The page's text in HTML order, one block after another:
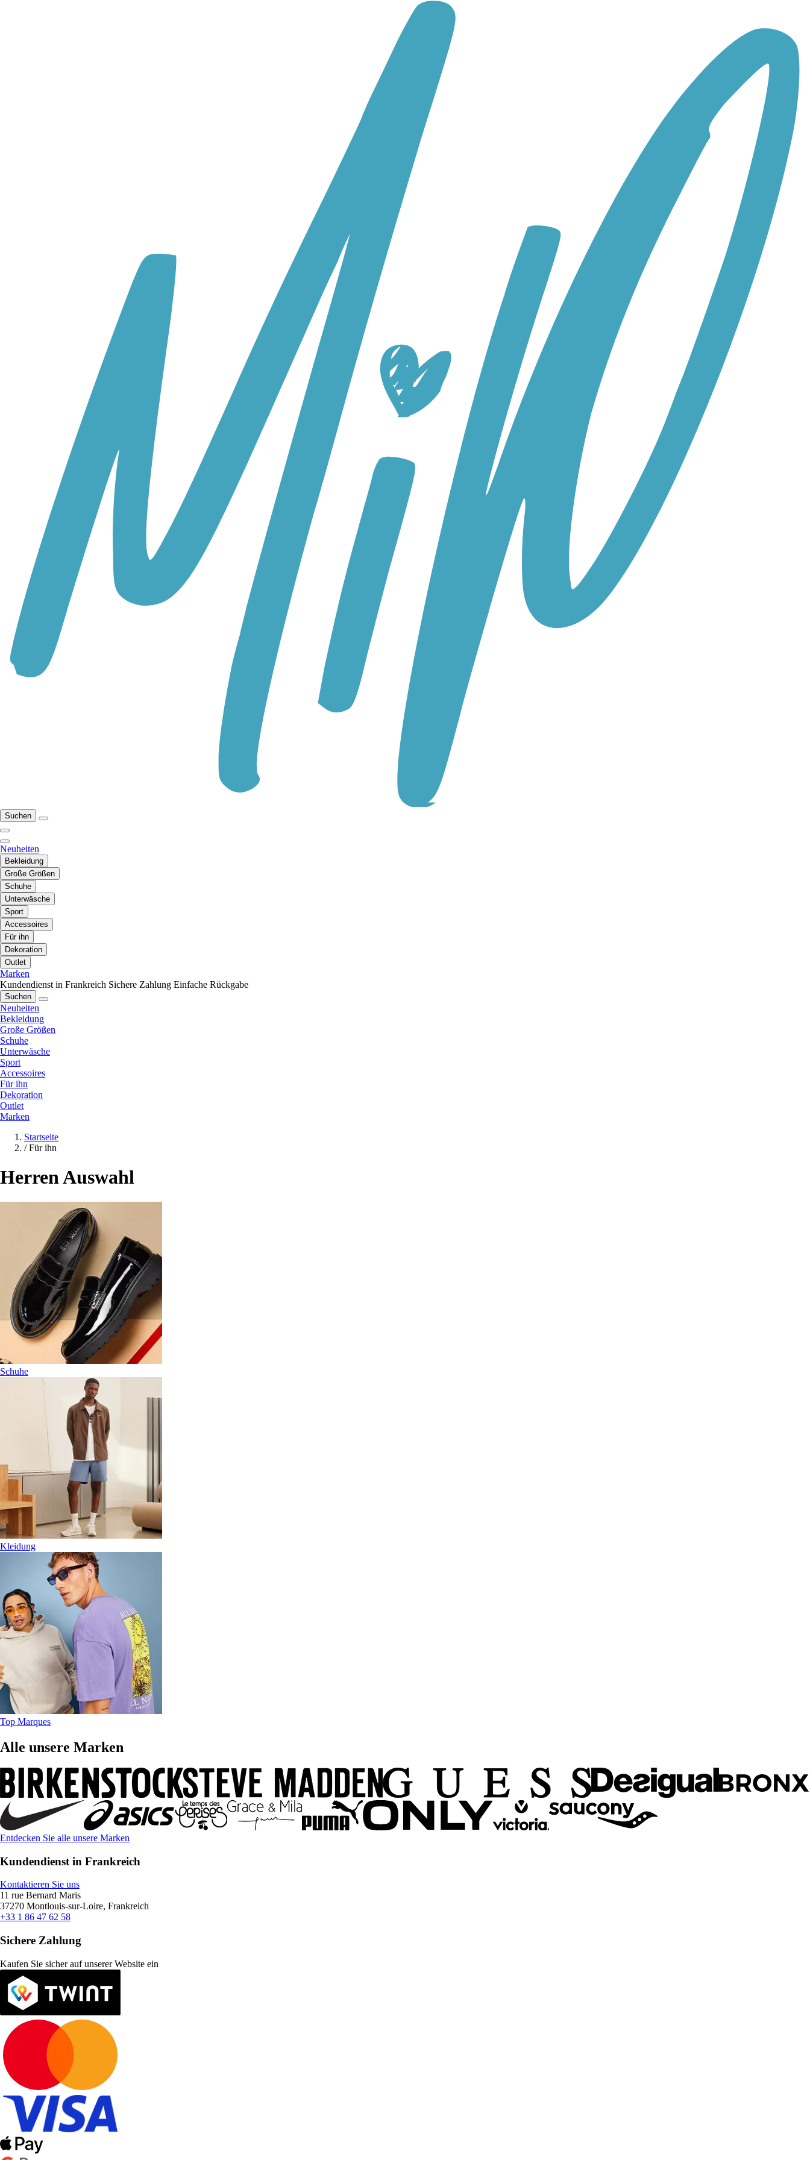
Suchen
Neuheiten
Bekleidung
Große Größen
Schuhe
Unterwäsche
Sport
Accessoires
Für ihn
Dekoration
Outlet
Marken
Kundendienst in Frankreich Sichere Zahlung Einfache Rückgabe
Suchen
Neuheiten
Bekleidung
Große Größen
Schuhe
Unterwäsche
Sport
Accessoires
Für ihn
Dekoration
Outlet
Marken
Startseite
/ Für ihn
Herren Auswahl
Schuhe
Kleidung
Top Marques
Alle unsere Marken
Entdecken Sie alle unsere Marken
Kundendienst in Frankreich
Kontaktieren Sie uns
11 rue Bernard Maris
37270 Montlouis-sur-Loire, Frankreich
+33 1 86 47 62 58
Sichere Zahlung
Kaufen Sie sicher auf unserer Website ein